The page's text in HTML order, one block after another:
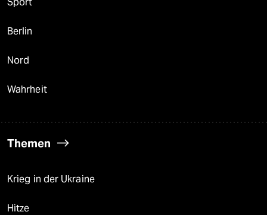
Berlin
Nord
Wahrheit
Themen
Krieg in der Ukraine
Hitze